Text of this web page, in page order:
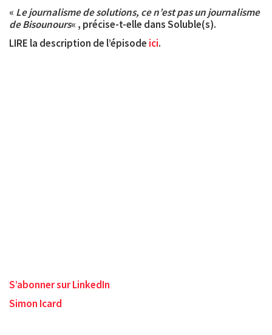
« Le journalisme de solutions, ce n’est pas un journalisme
de Bisounours« , précise-t-elle dans Soluble(s).
LIRE la description de l’épisode ici.
S’abonner sur LinkedIn
Simon Icard